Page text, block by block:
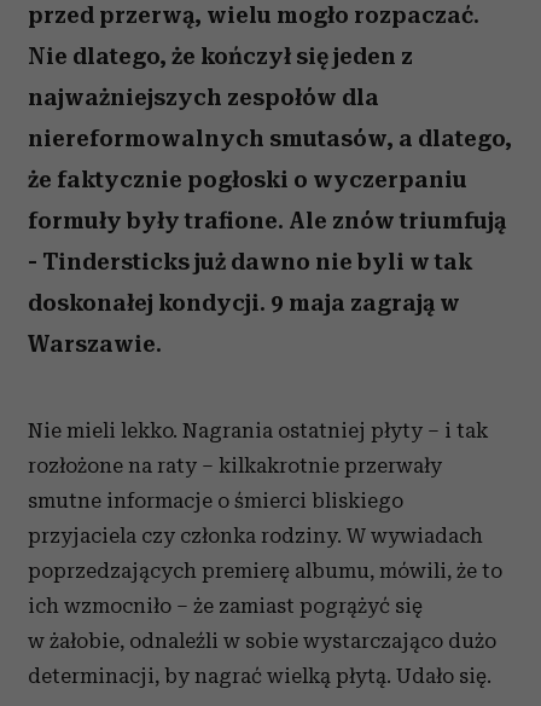
przed przerwą, wielu mogło rozpaczać.
Nie dlatego, że kończył się jeden z
najważniejszych zespołów dla
niereformowalnych smutasów, a dlatego,
że faktycznie pogłoski o wyczerpaniu
formuły były trafione. Ale znów triumfują
- Tindersticks już dawno nie byli w tak
doskonałej kondycji. 9 maja zagrają w
Warszawie.
Nie mieli lekko. Nagrania ostatniej płyty – i tak
rozłożone na raty – kilkakrotnie przerwały
smutne informacje o śmierci bliskiego
przyjaciela czy członka rodziny. W wywiadach
poprzedzających premierę albumu, mówili, że to
ich wzmocniło – że zamiast pogrążyć się
w żałobie, odnaleźli w sobie wystarczająco dużo
determinacji, by nagrać wielką płytą. Udało się.